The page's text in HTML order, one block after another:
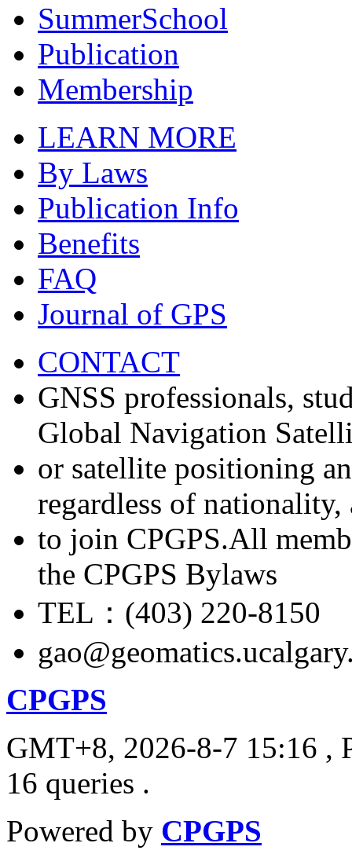
SummerSchool
Publication
Membership
LEARN MORE
By Laws
Publication Info
Benefits
FAQ
Journal of GPS
CONTACT
GNSS professionals,
Global Navigation
or satellite positioning
regardless of nationality,
to join CPGPS.All
the CPGPS Bylaws
TEL：(403) 220-8150
CPGPS
GMT+8, 2026-8-7 15:16 ,
16 queries .
Powered by CPGPS